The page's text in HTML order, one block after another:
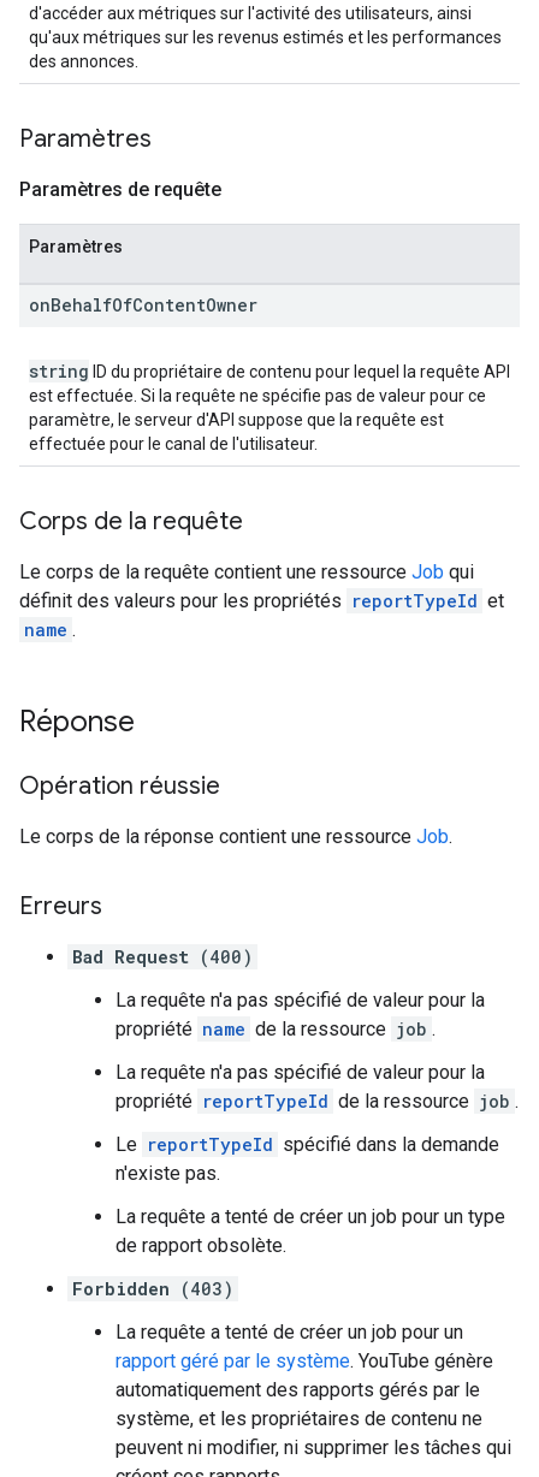
d'accéder aux métriques sur l'activité des utilisateurs, ainsi
qu'aux métriques sur les revenus estimés et les performances
des annonces.
Paramètres
Paramètres de requête
Paramètres
onBehalfOfContentOwner
string ID du propriétaire de contenu pour lequel la requête API
est effectuée. Si la requête ne spécifie pas de valeur pour ce
paramètre, le serveur d'API suppose que la requête est
effectuée pour le canal de l'utilisateur.
Corps de la requête
Le corps de la requête contient une ressource Job qui
définit des valeurs pour les propriétés reportTypeId et
name .
Réponse
Opération réussie
Le corps de la réponse contient une ressource Job.
Erreurs
Bad Request (400)
La requête n'a pas spécifié de valeur pour la
propriété name de la ressource job .
La requête n'a pas spécifié de valeur pour la
propriété reportTypeId de la ressource job .
Le reportTypeId spécifié dans la demande
n'existe pas.
La requête a tenté de créer un job pour un type
de rapport obsolète.
Forbidden (403)
La requête a tenté de créer un job pour un
rapport géré par le système. YouTube génère
automatiquement des rapports gérés par le
système, et les propriétaires de contenu ne
peuvent ni modifier, ni supprimer les tâches qui